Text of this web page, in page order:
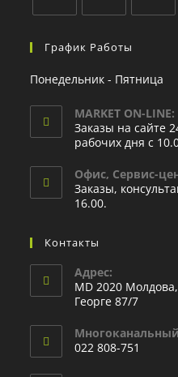
График Работы
Понедельник - Пятница
MARKET ON-LINE:
Заказы на сайте
рабочих дня с
Офис, Сервис-
Заказы,
16.00.
Контакты
Адрес:
MD 2020
Георге 87/7
Многоканальный
022 808-751